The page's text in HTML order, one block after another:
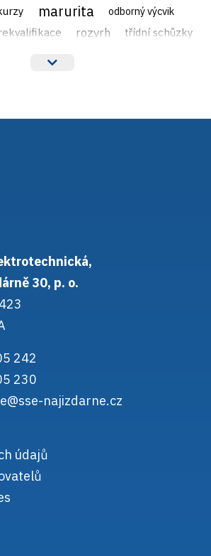
marurita odborný výcvik
rozvrh třídní schůzky
30, p. o.
242
230
najizdarne.cz
údajů